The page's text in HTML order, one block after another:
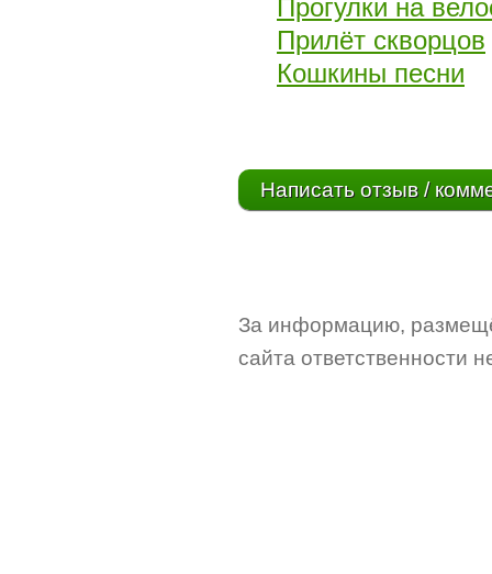
Прогулки на
Прилёт скворцов
Кошкины песни
Написать отзыв /
За информацию,
сайта ответственности